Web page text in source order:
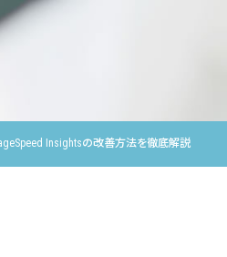
Insightsの改善方法を徹底解説